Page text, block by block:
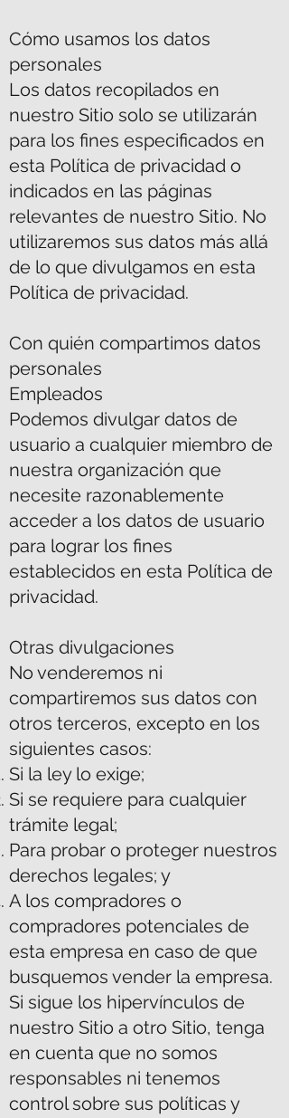
Cómo usamos los datos
personales
Los datos recopilados en
nuestro Sitio solo se utilizarán
para los fines especificados en
esta Política de privacidad o
indicados en las páginas
relevantes de nuestro Sitio. No
utilizaremos sus datos más allá
de lo que divulgamos en esta
Política de privacidad.
Con quién compartimos datos
personales
Empleados
Podemos divulgar datos de
usuario a cualquier miembro de
nuestra organización que
necesite razonablemente
acceder a los datos de usuario
para lograr los fines
establecidos en esta Política de
privacidad.
Otras divulgaciones
No venderemos ni
compartiremos sus datos con
otros terceros, excepto en los
siguientes casos:
Si la ley lo exige;
Si se requiere para cualquier
trámite legal;
Para probar o proteger nuestros
derechos legales; y
A los compradores o
compradores potenciales de
esta empresa en caso de que
busquemos vender la empresa.
Si sigue los hipervínculos de
nuestro Sitio a otro Sitio, tenga
en cuenta que no somos
responsables ni tenemos
control sobre sus políticas y